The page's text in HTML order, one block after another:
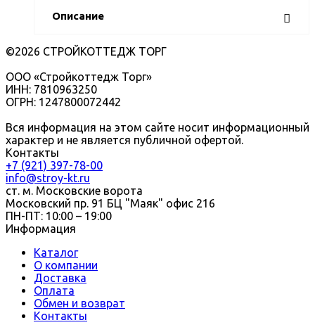
Описание
©2026 СТРОЙКОТТЕДЖ ТОРГ
ООО «Стройкоттедж Торг»
ИНН: 7810963250
ОГРН: 1247800072442
Вся информация на этом сайте носит информационный
характер и не является публичной офертой.
Контакты
+7 (921) 397-78-00
info@stroy-kt.ru
ст. м. Московские ворота
Московский пр. 91 БЦ "Маяк" офис 216
ПН-ПТ: 10:00 – 19:00
Информация
Каталог
О компании
Доставка
Оплата
Обмен и возврат
Контакты